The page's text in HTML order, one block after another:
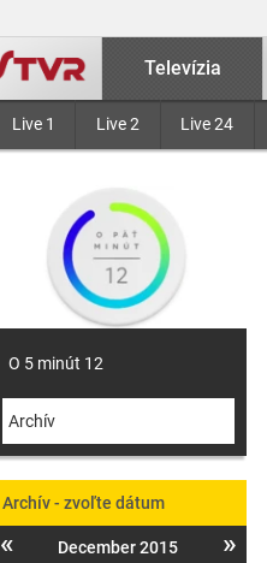
Televízia
Live 1 Live 2 Live 24
O 5 minút 12
Archív
Archív - zvoľte dátum
« December 2015 »